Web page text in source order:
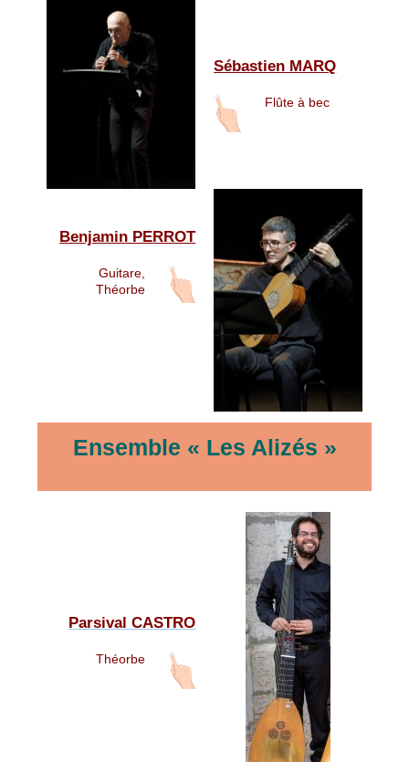
Sébastien MARQ
Flûte à bec
Benjamin PERROT
Guitare,
Théorbe
Ensemble « Les Alizés »
Parsival CASTRO
Théorbe